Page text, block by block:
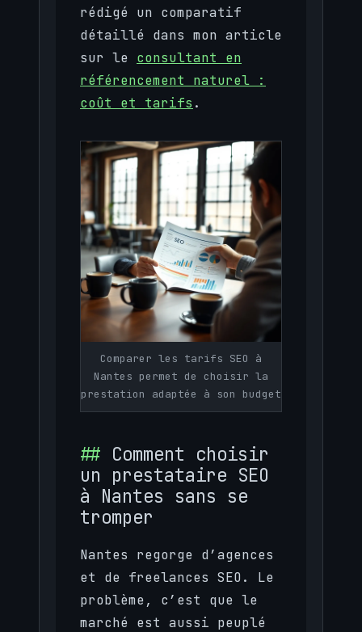
rédigé un comparatif
détaillé dans mon article
sur le consultant en
référencement naturel :
coût et tarifs .
Comparer les tarifs SEO à
Nantes permet de choisir la
prestation adaptée à son budget
Comment choisir
un prestataire SEO
à Nantes sans se
tromper
Nantes regorge d’agences
et de freelances SEO. Le
problème, c’est que le
marché est aussi peuplé